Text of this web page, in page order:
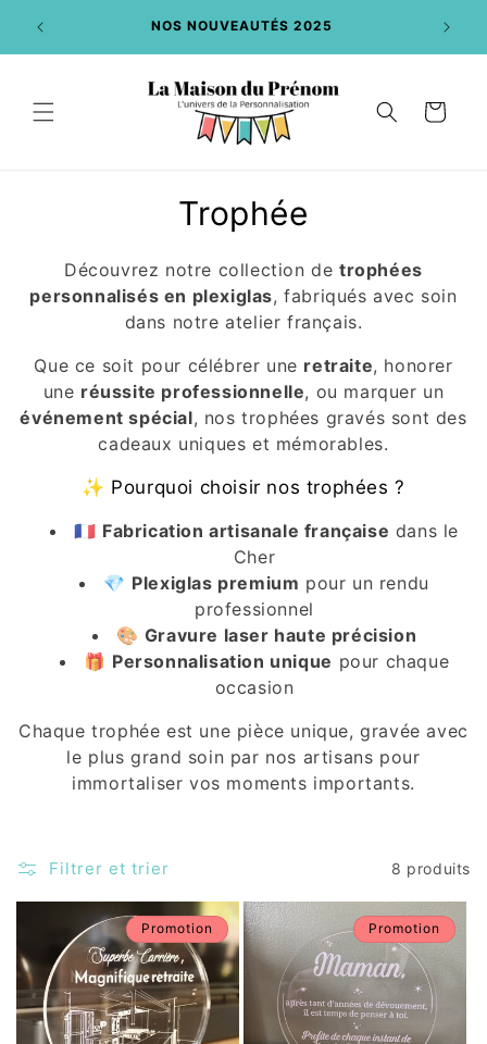
passer
NOS NOUVEAUTÉS 2025
Panier
C
o
l
l
e
c
n
:
Trophée
Découvrez notre collection detrophées
personnalisés en plexiglas, fabriqués avec soin
dans notre atelier français.
Que ce soit pour célébrer une retraite, honorer
une réussite professionnelle, ou marquer un
événement spécial, nos trophées gravés sont des
cadeaux uniques et mémorables.
✨ Pourquoi choisir nos trophées ?
🇫🇷 Fabrication artisanale française dans le
Cher
💎 Plexiglas premium pour un rendu
professionnel
🎨 Gravure laser haute précision
🎁 Personnalisation unique pour chaque
occasion
Chaque trophée est une pièce unique, gravée avec
le plus grand soin par nos artisans pour
immortaliser vos moments importants.
Filtrer et trier 8 produits
Promotion Promotion